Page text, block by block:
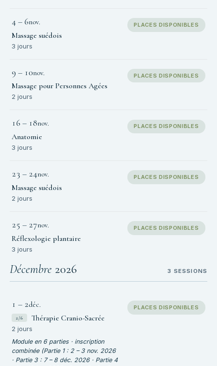
4 – 6nov.
Massage suédois
3 jours
PLACES DISPONIBLES
9 – 10nov.
Massage pour Personnes Agées
2 jours
PLACES DISPONIBLES
16– 18nov.
Anatomie
3 jours
PLACES DISPONIBLES
23 – 24nov.
Massage suédois
2 jours
PLACES DISPONIBLES
25 – 27nov.
Réflexologie plantaire
3 jours
PLACES DISPONIBLES
Décembre 2026 3 SESSIONS
1 – 2déc.
2/6 Thérapie Cranio-Sacrée
2 jours
Module en 6 parties · inscription
combinée (Partie 1 : 2 – 3 nov. 2026
· Partie 3 : 7 – 8 déc. 2026 · Partie 4
PLACES DISPONIBLES